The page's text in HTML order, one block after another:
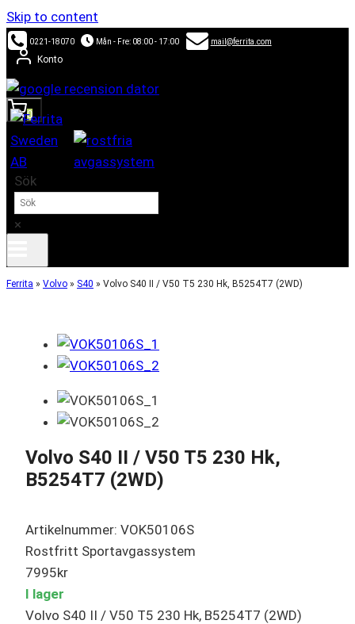
Skip to content
0221-18070 Mån - Fre: 08:00 - 17:00 mail@ferrita.com
Konto
0
Sök
×
Ferrita » Volvo » S40 » Volvo S40 II / V50 T5 230 Hk, B5254T7 (2WD)
Volvo S40 II / V50 T5 230 Hk,
B5254T7 (2WD)
Artikelnummer: VOK50106S
Rostfritt Sportavgassystem
7995kr
I lager
Volvo S40 II / V50 T5 230 Hk, B5254T7 (2WD)